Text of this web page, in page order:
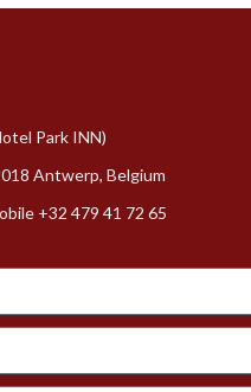
Park INN)
Antwerp, Belgium
+32 479 41 72 65